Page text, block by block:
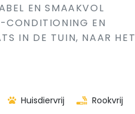
EN SMAAKVOL
CONDITIONING EN
IN DE TUIN, NAAR HET
Huisdiervrij Rookvrij